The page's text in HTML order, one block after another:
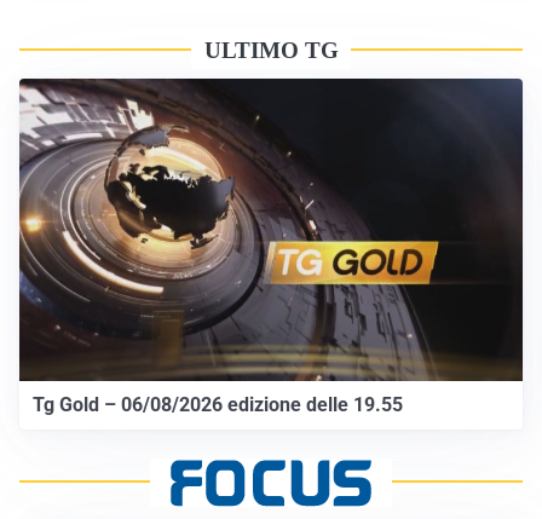
ULTIMO TG
Tg Gold – 06/08/2026 edizione delle 19.55